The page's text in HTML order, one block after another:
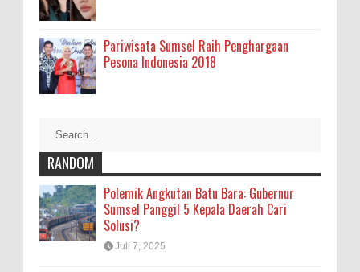
Pariwisata Sumsel Raih Penghargaan
Pesona Indonesia 2018
RANDOM
Polemik Angkutan Batu Bara: Gubernur
Sumsel Panggil 5 Kepala Daerah Cari
Solusi?
Juli 7, 2025